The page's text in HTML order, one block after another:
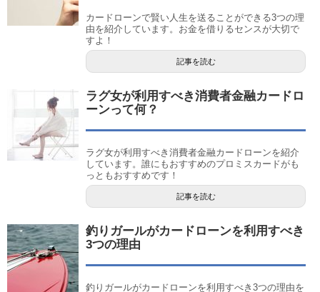
カードローンで賢い人生を送ることができる3つの理
由を紹介しています。お金を借りるセンスが大切で
すよ！
記事を読む
ラグ女が利用すべき消費者金融カードロ
ーンって何？
ラグ女が利用すべき消費者金融カードローンを紹介
しています。誰にもおすすめのプロミスカードがも
っともおすすめです！
記事を読む
釣りガールがカードローンを利用すべき
3つの理由
釣りガールがカードローンを利用すべき3つの理由を